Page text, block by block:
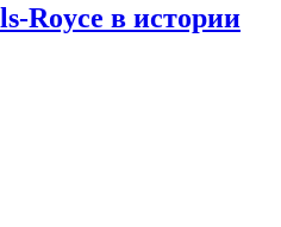
Royce в истории